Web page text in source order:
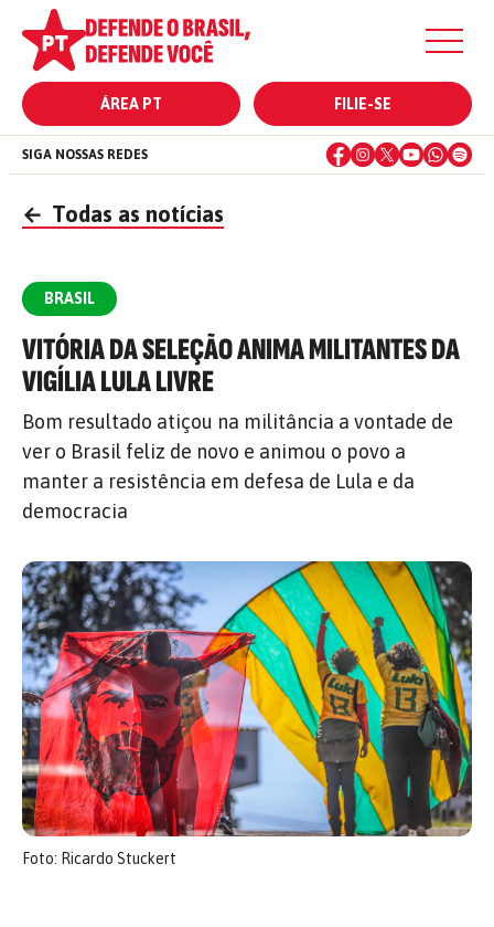
ÁREA PT FILIE-SE
SIGA NOSSAS REDES
← Todas as notícias
BRASIL
VITÓRIA DA SELEÇÃO ANIMA MILITANTES DA
VIGÍLIA LULA LIVRE
Bom resultado atiçou na militância a vontade de
ver o Brasil feliz de novo e animou o povo a
manter a resistência em defesa de Lula e da
democracia
Foto: Ricardo Stuckert